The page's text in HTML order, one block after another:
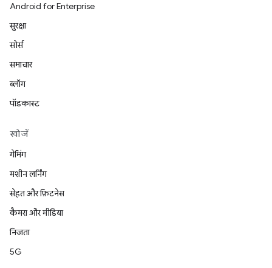
Android for Enterprise
सुरक्षा
सोर्स
समाचार
ब्लॉग
पॉडकास्ट
खोजें
गेमिंग
मशीन लर्निंग
सेहत और फ़िटनेस
कैमरा और मीडिया
निजता
5G